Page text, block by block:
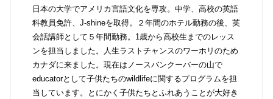
日本の大学でアメリカ言語文化を専攻。中学、高校の英語
科教員免許、J-shineを取得。２年間のホテル勤務の後、英
会話講師として５年間勤務。1歳から高校生までのレッス
ンを担当しました。人生ラストチャンスのワーホリのため
カナダに来ました。現在はノースバンクーバーの山で
educatorとして子供たちのwildlifeに関するプログラムを担
当しています。とにかく子供たちとふれあうことが大好き